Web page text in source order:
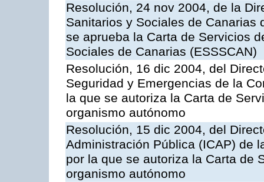
Resolución, 24 nov 2004, de la
Sanitarios y Sociales de Canarias
se aprueba la Carta de Servicios
Sociales de Canarias (ESSSCAN)
Resolución, 16 dic 2004, del
Seguridad y Emergencias de la
la que se autoriza la Carta de
organismo autónomo
Resolución, 15 dic 2004, del
Administración Pública (ICAP) de
por la que se autoriza la Carta de
organismo autónomo